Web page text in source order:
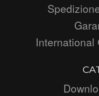
International